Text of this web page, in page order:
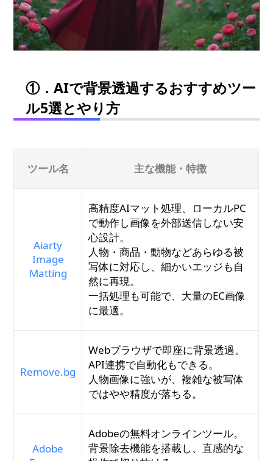
①．AIで背景透過するおすすめツー
ル5選とやり方
ツール名 主な機能・特徴
Aiarty
Image
Matting
高精度AIマット処理、ローカルPC
で動作し画像を外部送信しない安
心設計。
人物・商品・動物などあらゆる被
写体に対応し、細かいエッジも自
然に再現。
一括処理も可能で、大量のEC画像
に最適。
Remove.bg
Webブラウザで即座に背景透過。
API連携で自動化もできる。
人物画像に強いが、複雑な被写体
ではやや精度が落ちる。
Adobe
Adobeの無料オンラインツール。
背景除去機能を搭載し、直感的な